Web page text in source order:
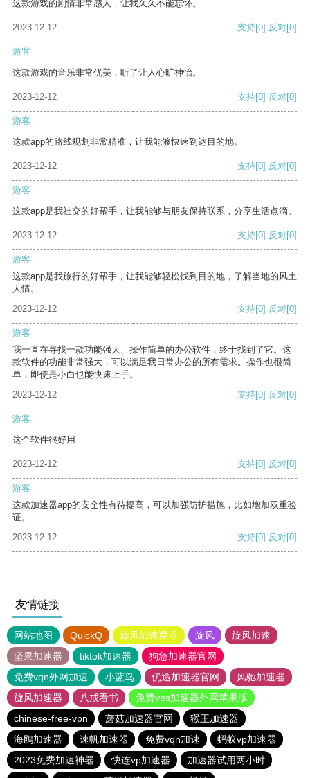
这款游戏的剧情非常感人，让我久久不能忘怀。
2023-12-12 支持[0] 反对[0]
游客
这款游戏的音乐非常优美，听了让人心旷神怡。
2023-12-12 支持[0] 反对[0]
游客
这款app的路线规划非常精准，让我能够快速到达目的地。
2023-12-12 支持[0] 反对[0]
游客
这款app是我社交的好帮手，让我能够与朋友保持联系，分享生活点滴。
2023-12-12 支持[0] 反对[0]
游客
这款app是我旅行的好帮手，让我能够轻松找到目的地，了解当地的风土
人情。
2023-12-12
支持[0] 反对[0]
游客
我一直在寻找一款功能强大、操作简单的办公软件，终于找到了它。这
款软件的功能非常强大，可以满足我日常办公的所有需求。操作也很简
单，即使是小白也能快速上手。
2023-12-12
支持[0] 反对[0]
游客
这个软件很好用
2023-12-12 支持[0] 反对[0]
游客
这款加速器app的安全性有待提高，可以加强防护措施，比如增加双重验
证。
2023-12-12
支持[0] 反对[0]
友情链接
网站地图 QuickQ 旋风加速度器 旋风
旋风加速
坚果加速器
tiktok加速器
狗急加速器官网
免费vqn外网加速
小蓝鸟 优途加速器官网
风驰加速器
旋风加速器
八戒看书
免费vps加速器外网苹果版
chinese-free-vpn
蘑菇加速器官网
猴王加速器
海鸥加速器
速帆加速器 免费vqn加速
蚂蚁vp加速器
2023免费加速神器
快连vp加速器
加速器试用两小时